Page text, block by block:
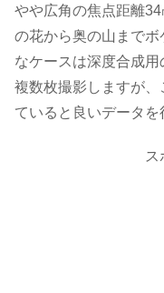
やや広角の焦点距離
の花から奥の山まで
なケースは深度合成
複数枚撮影しますが
ていると良いデータを
ス